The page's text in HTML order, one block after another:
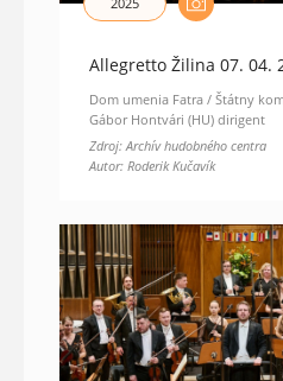
Allegretto Žilina 07. 04.
Dom umenia Fatra / Štátny
Gábor Hontvári (HU) dirigent
Zdroj: Archív hudobného centra
Autor: Roderik Kučavík